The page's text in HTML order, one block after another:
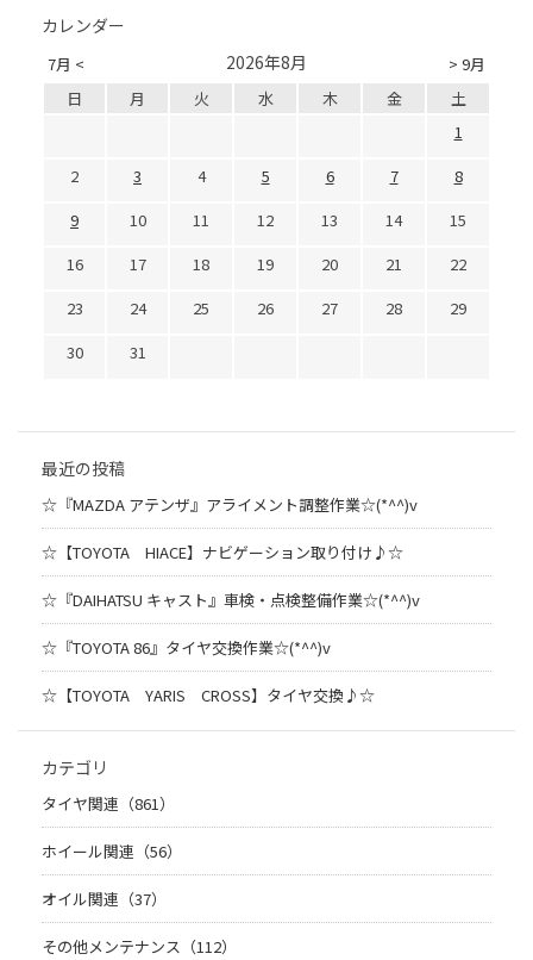
カレンダー
7月 < > 9月
2026年8月
日 月 火 水 木 金
土
1
2
3 4 5 6 7
8
9
10 11 12 13 14
15
16
17 18 19 20 21
22
23
24 25 26 27 28
29
30
31
最近の投稿
☆『MAZDA アテンザ』アライメント調整作業☆(*^^)v
☆【TOYOTA HIACE】ナビゲーション取り付け♪☆
☆『DAIHATSU キャスト』車検・点検整備作業☆(*^^)v
☆『TOYOTA 86』タイヤ交換作業☆(*^^)v
☆【TOYOTA YARIS CROSS】タイヤ交換♪☆
カテゴリ
タイヤ関連（861）
ホイール関連（56）
オイル関連（37）
その他メンテナンス（112）